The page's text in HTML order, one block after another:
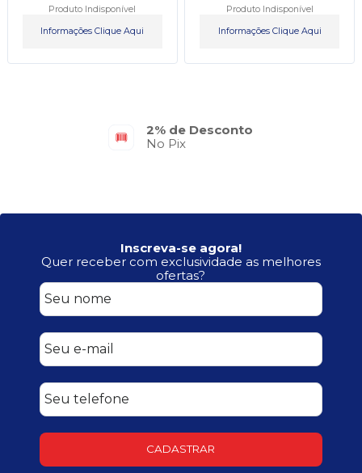
Produto Indisponível
Informações Clique Aqui
Produto Indisponível
Informações Clique Aqui
2% de Desconto
No Pix
Inscreva-se agora!
Quer receber com exclusividade as melhores
ofertas?
CADASTRAR